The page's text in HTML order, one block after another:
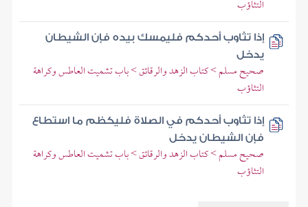
التثاؤب
إذا تثاوب أحدكم فليمسك بيده فإن الشيطان
يدخل
صحيح مسلم > كتاب الزهد والرقائق > باب تشميت العاطس وكراهة
التثاؤب
إذا تثاوب أحدكم في الصلاة فليكظم ما استطاع
فإن الشيطان يدخل
صحيح مسلم > كتاب الزهد والرقائق > باب تشميت العاطس وكراهة
التثاؤب